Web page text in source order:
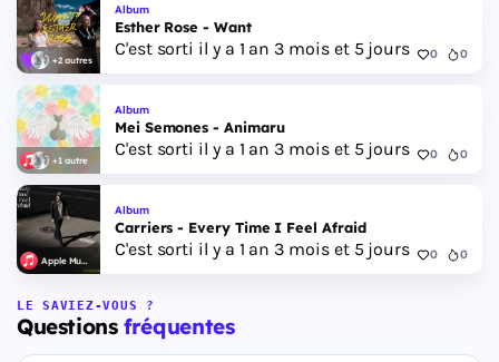
+2 autres
Album
Esther Rose - Want
C'est sorti il y a 1 an 3 mois et 5 jours 0 0
+1 autre
Album
Mei Semones - Animaru
C'est sorti il y a 1 an 3 mois et 5 jours 0 0
Apple Music
Album
Carriers - Every Time I Feel Afraid
C'est sorti il y a 1 an 3 mois et 5 jours 0 0
LE SAVIEZ-VOUS ?
Questionsfréquentes